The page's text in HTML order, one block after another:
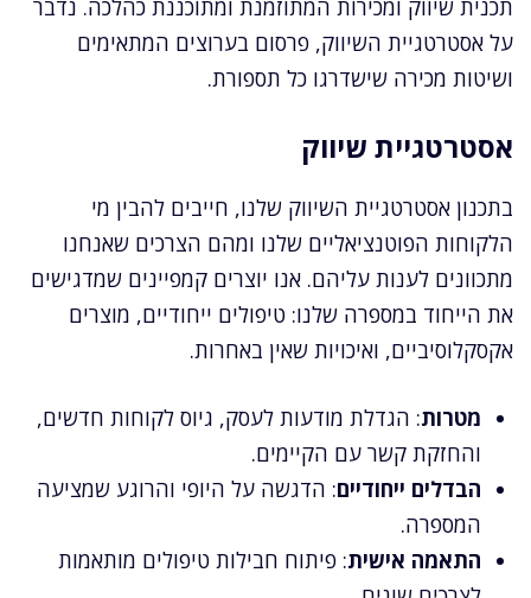
תכנית שיווק ומכירות המתוזמנת ומתוכננת כהלכה. נדבר
על אסטרטגיית השיווק, פרסום בערוצים המתאימים
ושיטות מכירה שישדרגו כל תספורת.
אסטרטגיית שיווק
בתכנון אסטרטגיית השיווק שלנו, חייבים להבין מי
הלקוחות הפוטנציאליים שלנו ומהם הצרכים שאנחנו
מתכוונים לענות עליהם. אנו יוצרים קמפיינים שמדגישים
את הייחוד במספרה שלנו: טיפולים ייחודיים, מוצרים
אקסקלוסיביים, ואיכויות שאין באחרות.
מטרות: הגדלת מודעות לעסק, גיוס לקוחות חדשים,
והחזקת קשר עם הקיימים.
הבדלים ייחודיים: הדגשה על היופי והרוגע שמציעה
המספרה.
התאמה אישית: פיתוח חבילות טיפולים מותאמות